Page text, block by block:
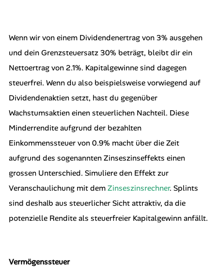
Wenn wir von einem Dividendenertrag von 3% ausgehen
und dein Grenzsteuersatz 30% beträgt, bleibt dir ein
Nettoertrag von 2.1%. Kapitalgewinne sind dagegen
steuerfrei. Wenn du also beispielsweise vorwiegend auf
Dividendenaktien setzt, hast du gegenüber
Wachstumsaktien einen steuerlichen Nachteil. Diese
Minderrendite aufgrund der bezahlten
Einkommenssteuer von 0.9% macht über die Zeit
aufgrund des sogenannten Zinseszinseffekts einen
grossen Unterschied. Simuliere den Effekt zur
Veranschaulichung mit demZinseszinsrechner. Splints
sind deshalb aus steuerlicher Sicht attraktiv, da die
potenzielle Rendite als steuerfreier Kapitalgewinn anfällt.
Vermögenssteuer